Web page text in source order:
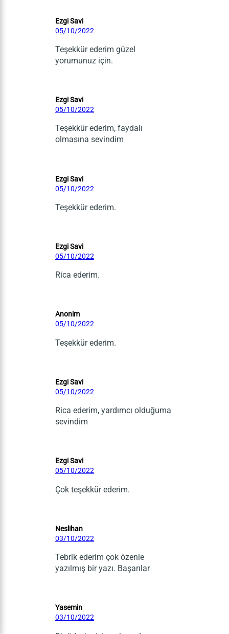
Ezgi Savi
05/10/2022
Teşekkür ederim güzel
yorumunuz için.
Ezgi Savi
05/10/2022
Teşekkür ederim, faydalı
olmasına sevindim
Ezgi Savi
05/10/2022
Teşekkür ederim.
Ezgi Savi
05/10/2022
Rica ederim.
Anonim
05/10/2022
Teşekkür ederim.
Ezgi Savi
05/10/2022
Rica ederim, yardımcı olduğuma
sevindim
Ezgi Savi
05/10/2022
Çok teşekkür ederim.
Neslihan
03/10/2022
Tebrik ederim çok özenle
yazılmış bir yazı. Başarılar
Yasemin
03/10/2022